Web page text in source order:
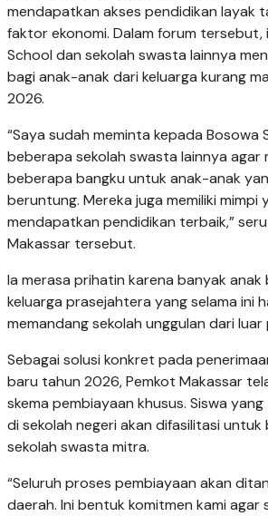
mendapatkan akses pendidikan layak
faktor ekonomi. Dalam forum tersebut,
School dan sekolah swasta lainnya
bagi anak-anak dari keluarga kurang
2026.
“Saya sudah meminta kepada Bosowa
beberapa sekolah swasta lainnya agar
beberapa bangku untuk anak-anak
beruntung. Mereka juga memiliki mimpi
mendapatkan pendidikan terbaik,”
Makassar tersebut.
Ia merasa prihatin karena banyak
keluarga prasejahtera yang selama ini
memandang sekolah unggulan dari luar
Sebagai solusi konkret pada
baru tahun 2026, Pemkot Makassar
skema pembiayaan khusus. Siswa
di sekolah negeri akan difasilitasi untuk
sekolah swasta mitra.
“Seluruh proses pembiayaan akan
daerah. Ini bentuk komitmen kami agar